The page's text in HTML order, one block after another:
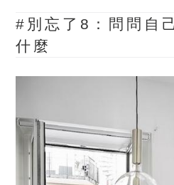
#別忘了8： 問問自
什麼